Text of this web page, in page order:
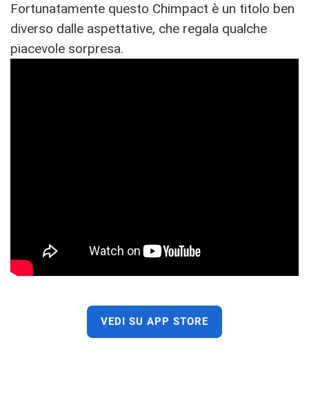
Fortunatamente questo Chimpact è un titolo ben
diverso dalle aspettative, che regala qualche
piacevole sorpresa.
VEDI SU APP STORE